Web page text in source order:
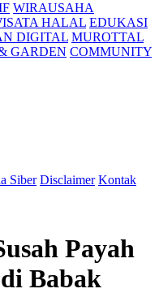
WIRAUSAHA
HALAL EDUKASI
DIGITAL MUROTTAL
GARDEN COMMUNITY
Siber Disclaimer Kontak
Payah
Babak